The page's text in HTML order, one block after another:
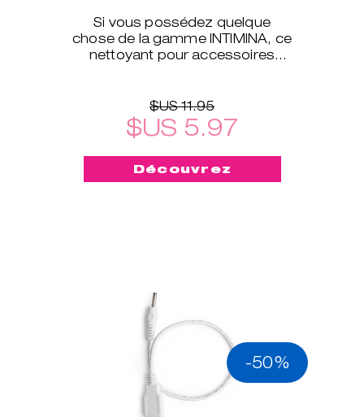
Si vous possédez quelque
chose de la gamme INTIMINA, ce
nettoyant pour accessoires
$US 11.95
$US 5.97
Découvrez
-50%